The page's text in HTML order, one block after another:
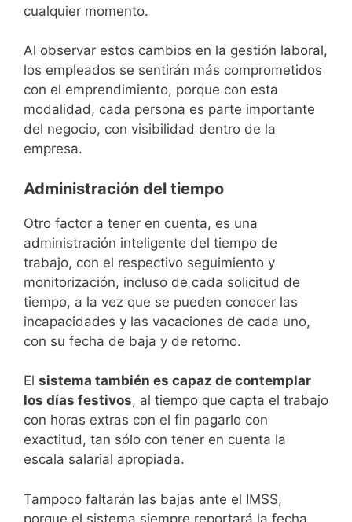
cualquier momento.
Al observar estos cambios en la gestión laboral,
los empleados se sentirán más comprometidos
con el emprendimiento, porque con esta
modalidad, cada persona es parte importante
del negocio, con visibilidad dentro de la
empresa.
Administración del tiempo
Otro factor a tener en cuenta, es una
administración inteligente del tiempo de
trabajo, con el respectivo seguimiento y
monitorización, incluso de cada solicitud de
tiempo, a la vez que se pueden conocer las
incapacidades y las vacaciones de cada uno,
con su fecha de baja y de retorno.
El sistema también es capaz de contemplar
los días festivos, al tiempo que capta el trabajo
con horas extras con el fin pagarlo con
exactitud, tan sólo con tener en cuenta la
escala salarial apropiada.
Tampoco faltarán las bajas ante el IMSS,
porque el sistema siempre reportará la fecha